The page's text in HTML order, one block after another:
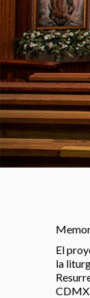
El
la